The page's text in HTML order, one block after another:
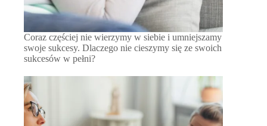
Coraz częściej nie wierzymy w siebie i umniejszamy
swoje sukcesy. Dlaczego nie cieszymy się ze swoich
sukcesów w pełni?